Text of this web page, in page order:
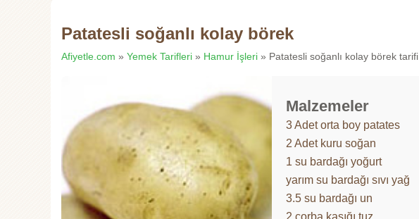
Patatesli soğanlı kolay börek
Afiyetle.com » Yemek Tarifleri » Hamur İşleri » Patatesli soğanlı kolay börek tarifi
Malzemeler
3 Adet orta boy patates
2 Adet kuru soğan
1 su bardağı yoğurt
yarım su bardağı sıvı yağ
3.5 su bardağı un
2 çorba kaşığı tuz